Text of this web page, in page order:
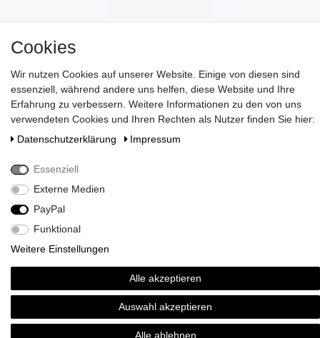
Zahlen Sie bei uns mit Paypal, Visa oder Mastercard. //
Kontaktieren Sie uns unter serviceteam@brigittevonboch.de
Cookies
Wir nutzen Cookies auf unserer Website. Einige von diesen sind
essenziell, während andere uns helfen, diese Website und Ihre
Erfahrung zu verbessern. Weitere Informationen zu den von uns
verwendeten Cookies und Ihren Rechten als Nutzer finden Sie hier:
Daten­schutz­erklärung
Impressum
Essenziell
Externe Medien
PayPal
Funktional
Weitere Einstellungen
Alle akzeptieren
Auswahl akzeptieren
Alle ablehnen